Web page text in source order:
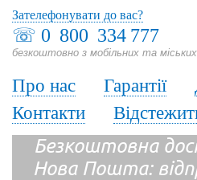
☏ 0 800 334 777
безкоштовно з мобільних та міських
Зателефонувати до вас?
Про нас Гарантії
Контакти
Безкоштовна
Нова Пошта: